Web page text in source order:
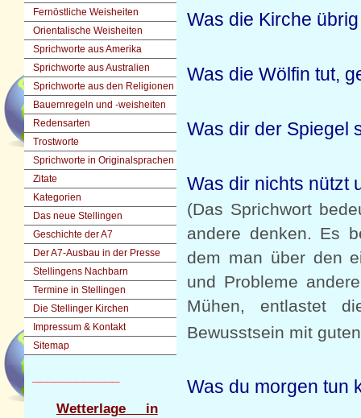
Fernöstliche Weisheiten
Orientalische Weisheiten
Sprichworte aus Amerika
Sprichworte aus Australien
Sprichworte aus den Religionen
Bauernregeln und -weisheiten
Redensarten
Trostworte
Sprichworte in Originalsprachen
Zitate
Kategorien
Das neue Stellingen
Geschichte der A7
Der A7-Ausbau in der Presse
Stellingens Nachbarn
Termine in Stellingen
Die Stellinger Kirchen
Impressum & Kontakt
Sitemap
Wetterlage in
Was die Kirche
Was die Wölfin tut,
Was dir der Spiegel
Was dir nichts nützt
(Das Sprichwort
andere denken. Es
dem man über den
und Probleme
Mühen, entlastet
Bewusstsein mit
Was du morgen tun